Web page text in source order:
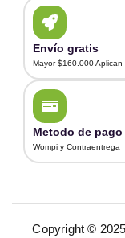
Envío gratis
Mayor $160.000 Aplican
Metodo de pago
Wompi y Contraentrega
Copyright ©